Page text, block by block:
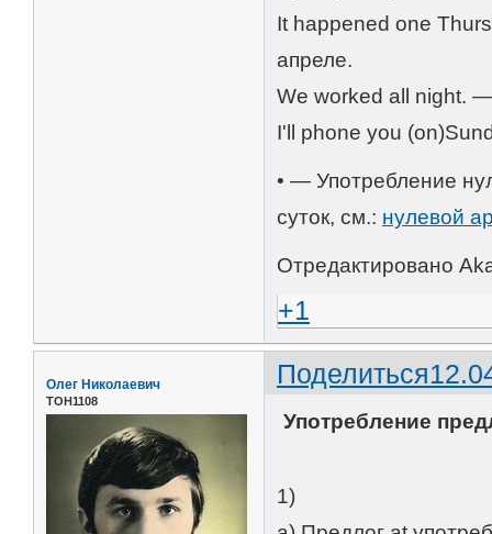
It happened one
апреле.
We worked all night.
I'll phone you
• — Употребление
суток, см.: нулевой
Отредактировано
+1
Поделиться
Олег Николаевич
ТОН1108
Употребление
1)